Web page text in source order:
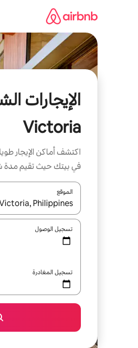
الإيجارات
Victoria
اكتشف أماكن الإيجار
في بيتك حيث تقيم مدة
الموقع
عند توفر النتائج،
تسجيل الوصول
تسجيل المغادرة